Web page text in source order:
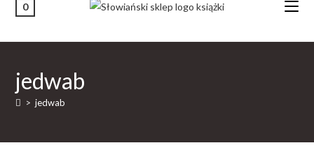
0
jedwab
> jedwab